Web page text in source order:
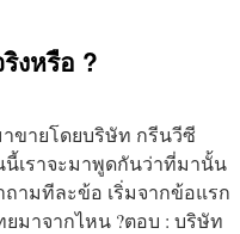
งหรือ ?
ขายโดยบริษัท กรีนวีซี
นี้เราจะมาพูดกันว่าที่มานั้น
ถามทีละข้อ เริ่มจากข้อแรก
มาจากไหน ?ตอบ : บริษัท